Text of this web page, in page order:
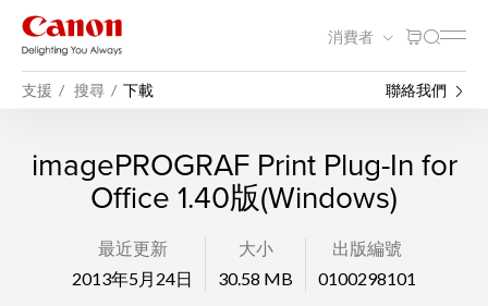
消費者
支援 搜尋 下載 聯絡我們
imagePROGRAF Print Plug-In for
Office 1.40版(Windows)
最近更新
2013年5月24日
大小
30.58 MB
出版編號
0100298101